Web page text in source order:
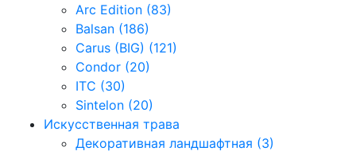
Arc Edition (83)
Balsan (186)
Carus (BIG) (121)
Condor (20)
ITC (30)
Sintelon (20)
Искусственная трава
Декоративная ландшафтная (3)